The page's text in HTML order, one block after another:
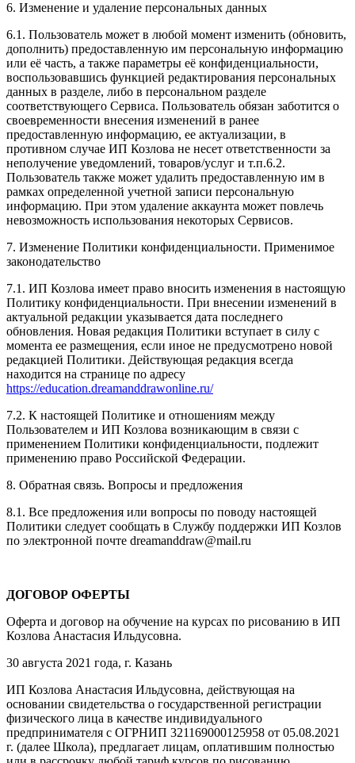
6. Изменение и удаление персональных данных
6.1. Пользователь может в любой момент изменить (обновить,
дополнить) предоставленную им персональную информацию
или её часть, а также параметры её конфиденциальности,
воспользовавшись функцией редактирования персональных
данных в разделе, либо в персональном разделе
соответствующего Сервиса. Пользователь обязан заботится о
своевременности внесения изменений в ранее
предоставленную информацию, ее актуализации, в
противном случае ИП Козлова не несет ответственности за
неполучение уведомлений, товаров/услуг и т.п.6.2.
Пользователь также может удалить предоставленную им в
рамках определенной учетной записи персональную
информацию. При этом удаление аккаунта может повлечь
невозможность использования некоторых Сервисов.
7. Изменение Политики конфиденциальности. Применимое
законодательство
7.1. ИП Козлова имеет право вносить изменения в настоящую
Политику конфиденциальности. При внесении изменений в
актуальной редакции указывается дата последнего
обновления. Новая редакция Политики вступает в силу с
момента ее размещения, если иное не предусмотрено новой
редакцией Политики. Действующая редакция всегда
находится на странице по адресу
https://education.dreamanddrawonline.ru/
7.2. К настоящей Политике и отношениям между
Пользователем и ИП Козлова возникающим в связи с
применением Политики конфиденциальности, подлежит
применению право Российской Федерации.
8. Обратная связь. Вопросы и предложения
8.1. Все предложения или вопросы по поводу настоящей
Политики следует сообщать в Службу поддержки ИП Козлов
по электронной почте dreamanddraw@mail.ru
ДОГОВОР ОФЕРТЫ
Оферта и договор на обучение на курсах по рисованию в ИП
Козлова Анастасия Ильдусовна.
30 августа 2021 года, г. Казань
ИП Козлова Анастасия Ильдусовна, действующая на
основании свидетельства о государственной регистрации
физического лица в качестве индивидуального
предпринимателя с ОГРНИП 321169000125958 от 05.08.2021
г. (далее Школа), предлагает лицам, оплатившим полностью